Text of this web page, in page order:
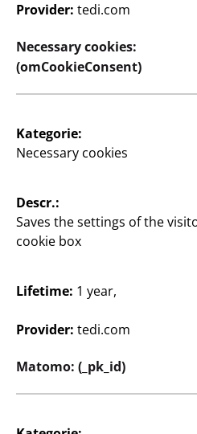
Supplier
Supplier portal
Customers
Company
Expansion
Quality
Sustainability
English /
Provider: tedi.com
Necessary cookies:
(omCookieConsent)
Kategorie:
Necessary cookies
Descr.:
Saves the settings of the
cookie box
Lifetime: 1 year,
Provider: tedi.com
Matomo: (_pk_id)